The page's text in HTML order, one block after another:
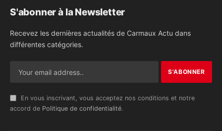
S'abonner à la Newsletter
Recevez les dernières actualités de Carmaux Actu dans
différentes catégories.
En vous inscrivant, vous acceptez nos conditions et notre
accord de Politique de confidentialité.